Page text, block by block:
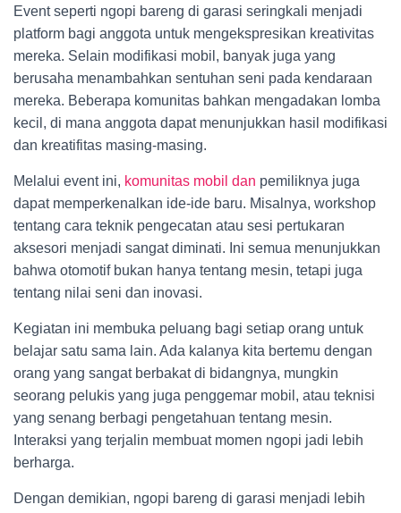
Event seperti ngopi bareng di garasi seringkali menjadi
platform bagi anggota untuk mengekspresikan kreativitas
mereka. Selain modifikasi mobil, banyak juga yang
berusaha menambahkan sentuhan seni pada kendaraan
mereka. Beberapa komunitas bahkan mengadakan lomba
kecil, di mana anggota dapat menunjukkan hasil modifikasi
dan kreatifitas masing-masing.
Melalui event ini, komunitas mobil dan pemiliknya juga
dapat memperkenalkan ide-ide baru. Misalnya, workshop
tentang cara teknik pengecatan atau sesi pertukaran
aksesori menjadi sangat diminati. Ini semua menunjukkan
bahwa otomotif bukan hanya tentang mesin, tetapi juga
tentang nilai seni dan inovasi.
Kegiatan ini membuka peluang bagi setiap orang untuk
belajar satu sama lain. Ada kalanya kita bertemu dengan
orang yang sangat berbakat di bidangnya, mungkin
seorang pelukis yang juga penggemar mobil, atau teknisi
yang senang berbagi pengetahuan tentang mesin.
Interaksi yang terjalin membuat momen ngopi jadi lebih
berharga.
Dengan demikian, ngopi bareng di garasi menjadi lebih